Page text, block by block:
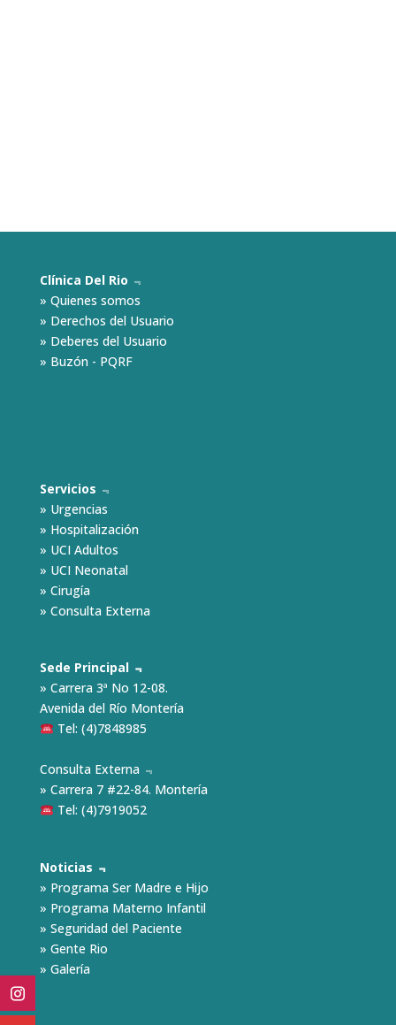
Clínica Del Rio ﹃
» Quienes somos
» Derechos del Usuario
» Deberes del Usuario
» Buzón - PQRF
Servicios ﹃
» Urgencias
» Hospitalización
» UCI Adultos
» UCI Neonatal
» Cirugía
» Consulta Externa
Sede Principal ﹃
» Carrera 3ª No 12-08.
Avenida del Río Montería
Tel: (4)7848985
Consulta Externa ﹃
» Carrera 7 #22-84. Montería
Tel: (4)7919052
Noticias ﹃
» Programa Ser Madre e Hijo
» Programa Materno Infantil
» Seguridad del Paciente
» Gente Rio
» Galería